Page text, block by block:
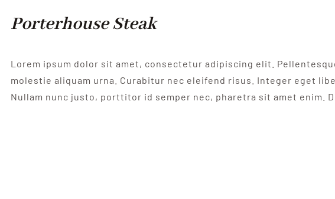
Porterhouse Steak
Lorem ipsum dolor sit amet, consectetur adipiscing elit.
molestie aliquam urna. Curabitur nec eleifend risus. Integer eget
Nullam nunc justo, porttitor id semper nec, pharetra sit amet enim.